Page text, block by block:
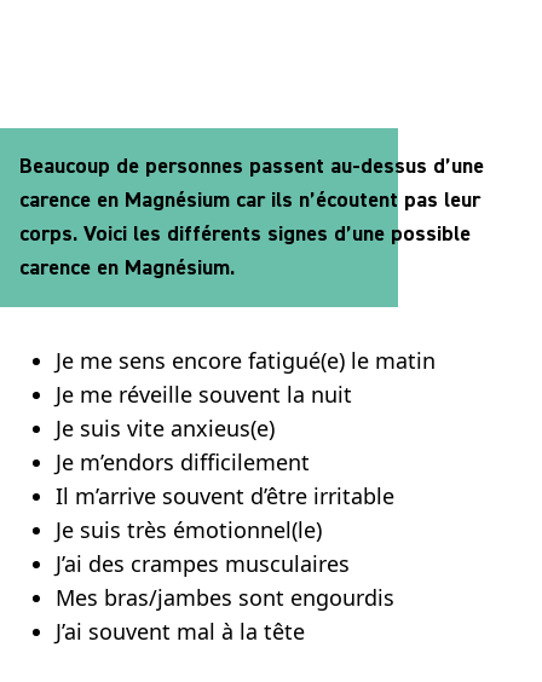
Beaucoup de personnes passent au-dessus d’une
carence en Magnésium car ils n’écoutent pas leur
corps. Voici les différents signes d’une possible
carence en Magnésium.
Je me sens encore fatigué(e) le matin
Je me réveille souvent la nuit
Je suis vite anxieus(e)
Je m’endors difficilement
Il m’arrive souvent d’être irritable
Je suis très émotionnel(le)
J’ai des crampes musculaires
Mes bras/jambes sont engourdis
J’ai souvent mal à la tête